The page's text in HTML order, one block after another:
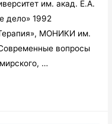
им. акад. Е.А.
дело» 1992
МОНИКИ им.
вопросы
…